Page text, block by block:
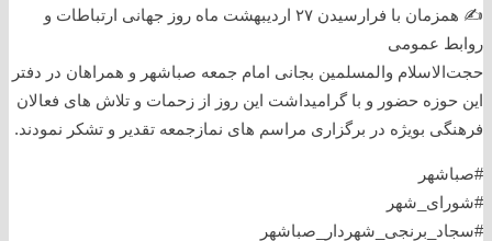
✍️ همزمان با فرارسیدن ۲۷ اردیبهشت ماه روز جهانی ارتباطات و
روابط عمومی
حجت‌الاسلام والمسلمین بجانی امام جمعه صباشهر و همراهان در دفتر
این حوزه حضور و‌ با گرامیداشت این روز از زحمات و تلاش های فعالان
فرهنگی بویژه در برگزاری مراسم های نمازجمعه تقدیر و تشکر نمودند.
#صباشهر
#شورای_شهر
#سجاد_برنجی_شهردار_صباشهر